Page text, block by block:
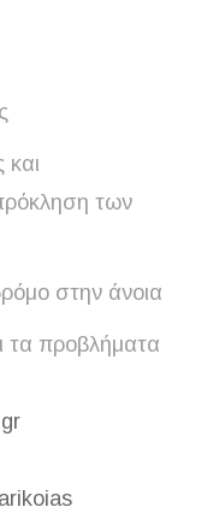
και
των
στην άνοια
τα προβλήματα